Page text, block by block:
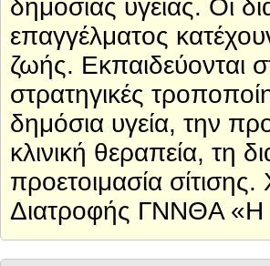
δημόσιας υγείας. Οι
επαγγέλματος
ζωής. Εκπαιδεύονται
στρατηγικές
δημόσια υγεία, την
κλινική θεραπεία, τη
προετοιμασία
Διατροφής ΓΝΝΘΑ «Η